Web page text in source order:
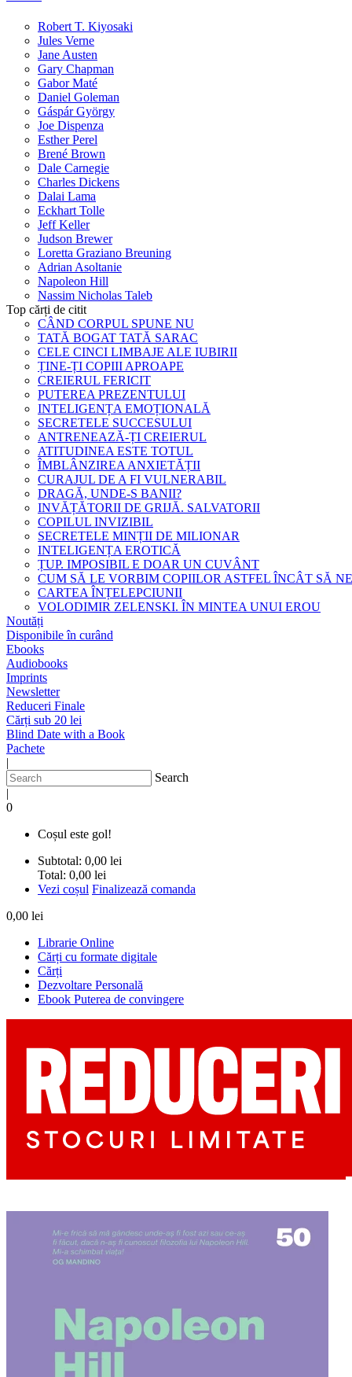
Robert T. Kiyosaki
Jules Verne
Jane Austen
Gary Chapman
Gabor Maté
Daniel Goleman
Gáspár György
Joe Dispenza
Esther Perel
Brené Brown
Dale Carnegie
Charles Dickens
Dalai Lama
Eckhart Tolle
Jeff Keller
Judson Brewer
Loretta Graziano Breuning
Adrian Asoltanie
Napoleon Hill
Nassim Nicholas Taleb
Top cărți de citit
CÂND CORPUL SPUNE NU
TATĂ BOGAT TATĂ SARAC
CELE CINCI LIMBAJE ALE IUBIRII
ȚINE-ȚI COPIII APROAPE
CREIERUL FERICIT
PUTEREA PREZENTULUI
INTELIGENȚA EMOȚIONALĂ
SECRETELE SUCCESULUI
ANTRENEAZĂ-ȚI CREIERUL
ATITUDINEA ESTE TOTUL
ÎMBLÂNZIREA ANXIETĂȚII
CURAJUL DE A FI VULNERABIL
DRAGĂ, UNDE-S BANII?
INVĂȚĂTORII DE GRIJĂ. SALVATORII
COPILUL INVIZIBIL
SECRETELE MINȚII DE MILIONAR
INTELIGENȚA EROTICĂ
ȚUP. IMPOSIBIL E DOAR UN CUVÂNT
CUM SĂ LE VORBIM COPIILOR ASTFEL ÎNCÂT SĂ
CARTEA ÎNȚELEPCIUNII
VOLODIMIR ZELENSKI. ÎN MINTEA UNUI EROU
Noutăți
Disponibile în curând
Ebooks
Audiobooks
Imprints
Newsletter
Reduceri Finale
Cărți sub 20 lei
Blind Date with a Book
Pachete
|
Search
|
0
Coșul este gol!
Subtotal: 0,00 lei
Total: 0,00 lei
Vezi coșul Finalizează comanda
0,00 lei
Librarie Online
Cărți cu formate digitale
Cărți
Dezvoltare Personală
Ebook Puterea de convingere